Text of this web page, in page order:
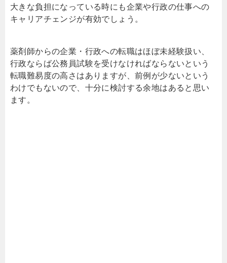
大きな負担になっている時にも企業や行政の仕事への
キャリアチェンジが有効でしょう。
薬剤師からの企業・行政への転職はほぼ未経験扱い、
行政ならば公務員試験を受けなければならないという
転職難易度の高さはありますが、前例が少ないという
わけでもないので、十分に検討する余地はあると思い
ます。